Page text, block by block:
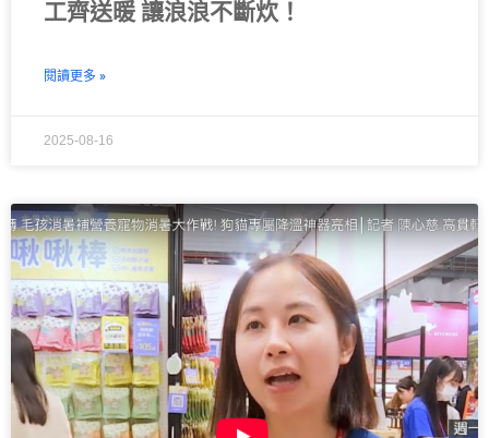
工齊送暖 讓浪浪不斷炊！
閱讀更多 »
2025-08-16